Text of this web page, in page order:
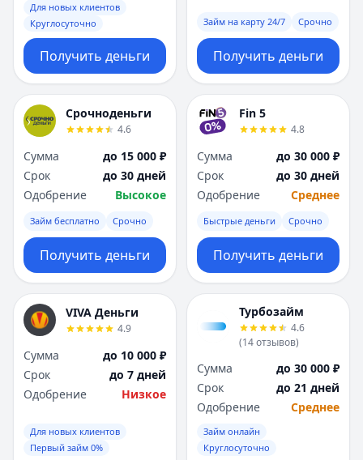
Для новых клиентов
Круглосуточно
Получить деньги
Займ на карту 24/7 Срочно
Получить деньги
Срочноденьги
4.6
Сумма
до 15 000 ₽
Срок
до 30 дней
Одобрение
Высокое
Займ бесплатно Срочно
Получить деньги
Fin 5
4.8
Сумма
до 30 000 ₽
Срок
до 30 дней
Одобрение
Среднее
Быстрые деньги Срочно
Получить деньги
VIVA Деньги
4.9
Сумма
до 10 000 ₽
Срок
до 7 дней
Одобрение
Низкое
Для новых клиентов
Первый займ 0%
Турбозайм
4.6
(14отзывов)
Сумма
до 30 000 ₽
Срок
до 21 дней
Одобрение
Среднее
Займ онлайн
Круглосуточно